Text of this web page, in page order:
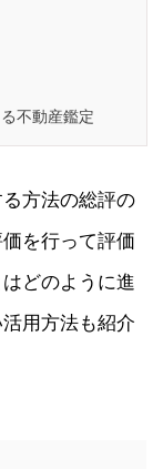
不動産鑑定
方法の総評の
を行って評価
どのように進
用方法も紹介